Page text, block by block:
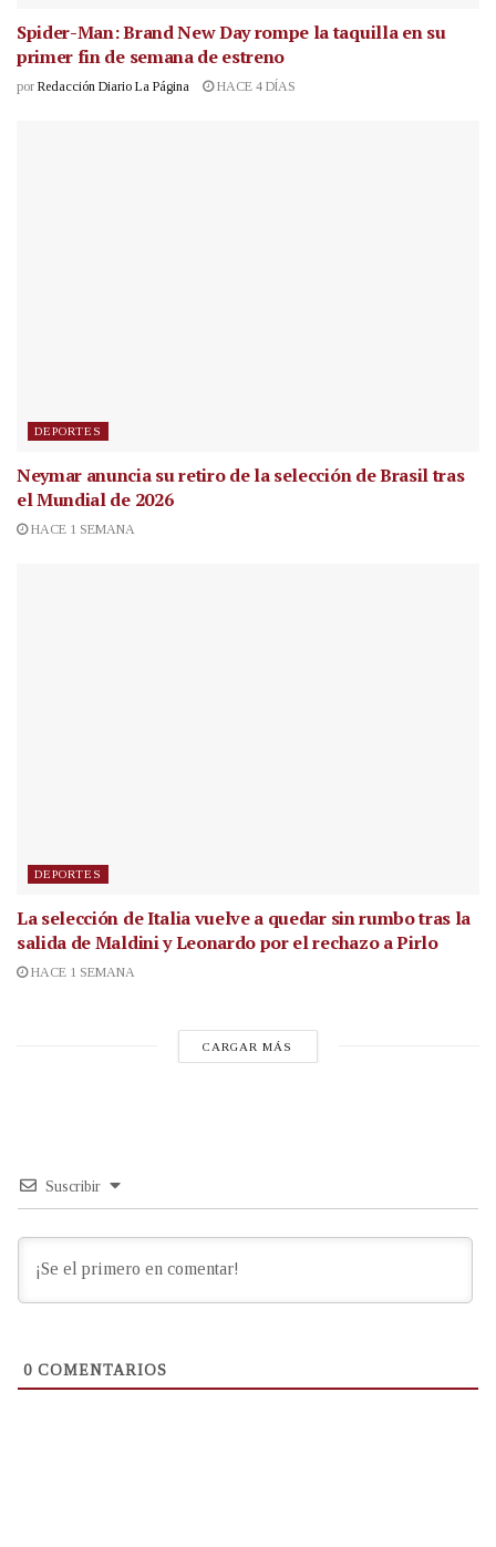
Spider-Man: Brand New Day rompe la taquilla en su
primer fin de semana de estreno
por Redacción Diario La Página HACE 4 DÍAS
DEPORTES
Neymar anuncia su retiro de la selección de Brasil tras
el Mundial de 2026
HACE 1 SEMANA
DEPORTES
La selección de Italia vuelve a quedar sin rumbo tras la
salida de Maldini y Leonardo por el rechazo a Pirlo
HACE 1 SEMANA
CARGAR MÁS
Suscribir
0 COMENTARIOS